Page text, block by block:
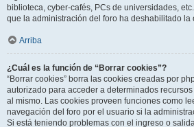
biblioteca, cyber-cafés, PCs de universidades,
que la administración del foro ha deshabilitado la
Arriba
¿Cuál es la función de “Borrar cookies”?
“Borrar cookies” borra las cookies creadas por
autorizado para acceder a determinados
al mismo. Las cookies proveen funciones como
navegación del foro por el usuario si la
Si está teniendo problemas con el ingreso o